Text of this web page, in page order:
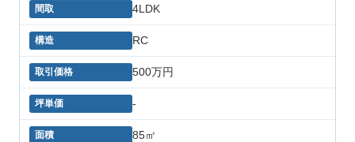
4LDK
RC
500万円
-
85㎡